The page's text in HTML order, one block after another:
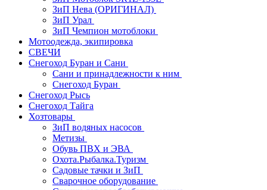
ЗиП Нева (ОРИГИНАЛ)
ЗиП Урал
ЗиП Чемпион мотоблоки
Мотоодежда, экипировка
СВЕЧИ
Снегоход Буран и Сани
Сани и принадлежности к ним
Снегоход Буран
Снегоход Рысь
Снегоход Тайга
Хозтовары
ЗиП водяных насосов
Метизы
Обувь ПВХ и ЭВА
Охота.Рыбалка.Туризм
Садовые тачки и ЗиП
Сварочное оборудование